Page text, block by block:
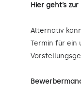
Hier geht’s
Alternativ
Termin für ein